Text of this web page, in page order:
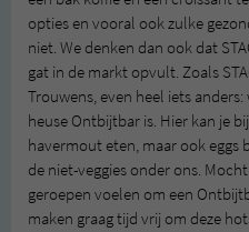
opties en vooral ook zulke
niet. We denken dan ook dat
gat in de markt opvult. Zoals
Trouwens, even heel iets
heuse Ontbijtbar is. Hier kan je
havermout eten, maar ook
de niet-veggies onder ons.
geroepen voelen om een
maken graag tijd vrij om deze